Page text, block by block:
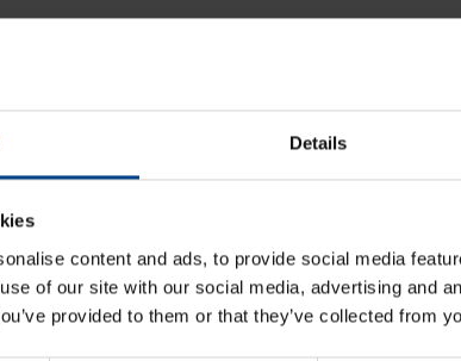
Details
content and ads, to provide social media
of our site with our social media, advertising and
provided to them or that they’ve collected from
Asennustarvikkeet